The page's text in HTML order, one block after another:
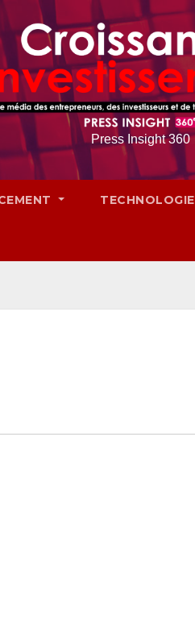
Press Insight 360
TECHNOLOGIE